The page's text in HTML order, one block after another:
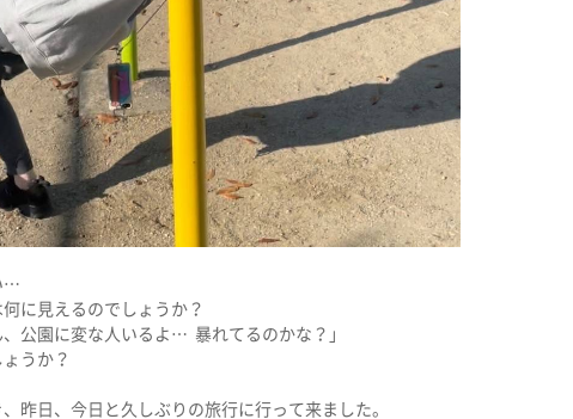
…
に見えるのでしょうか？
、公園に変な人いるよ… 暴れてるのかな？」
うか？
昨日、今日と久しぶりの旅行に行って来ました。